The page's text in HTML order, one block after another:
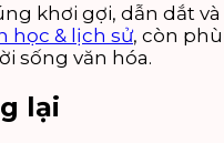
khơi gợi, dẫn dắt
học & lịch sử, còn
sống văn hóa.
lại